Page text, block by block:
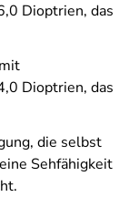
Dioptrien, das
Dioptrien, das
die selbst
Sehfähigkeit